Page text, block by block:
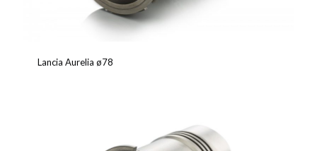
Lancia Aurelia ø78